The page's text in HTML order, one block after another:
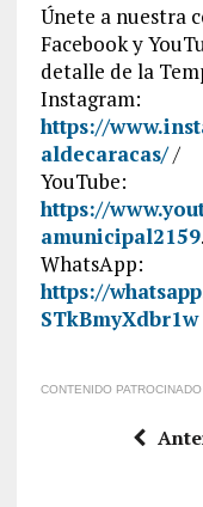
Únete a nuestra
Facebook y
detalle de la
Instagram:
https://
aldecaracas//
YouTube:
https://
amunicipal2159.
WhatsApp:
https://
STkBmyXdbr1w
CONTENIDO